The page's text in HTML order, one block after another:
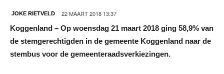
JOKE RIETVELD 22 MAART 2018 13:37
Koggenland – Op woensdag 21 maart 2018 ging 58,9% van
de stemgerechtigden in de gemeente Koggenland naar de
stembus voor de gemeenteraadsverkiezingen.